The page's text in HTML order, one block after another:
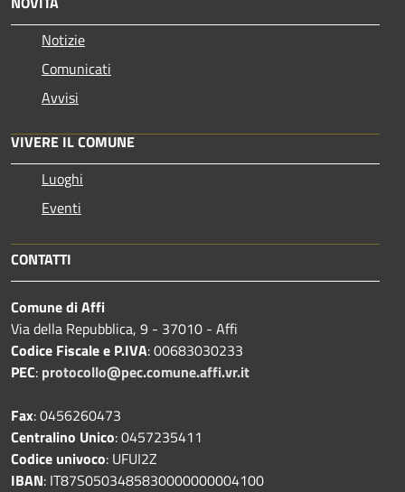
Notizie
Comunicati
Avvisi
VIVERE IL COMUNE
Luoghi
Eventi
CONTATTI
Comune di Affi
Via della Repubblica, 9 - 37010 - Affi
Codice Fiscale e P.IVA: 00683030233
PEC: protocollo@pec.comune.affi.vr.it
Fax: 0456260473
Centralino Unico: 0457235411
Codice univoco: UFUI2Z
IBAN: IT87S0503485830000000004100